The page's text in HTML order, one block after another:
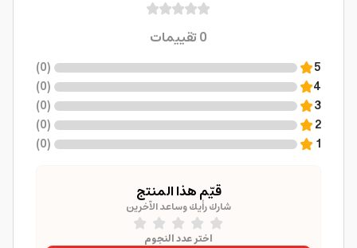
0تقييمات
5
(
0
)
4
(
0
)
3
(
0
)
2
(
0
)
1
(
0
)
قيّم هذا المنتج
شارك رأيك وساعد الآخرين
اختر عدد النجوم